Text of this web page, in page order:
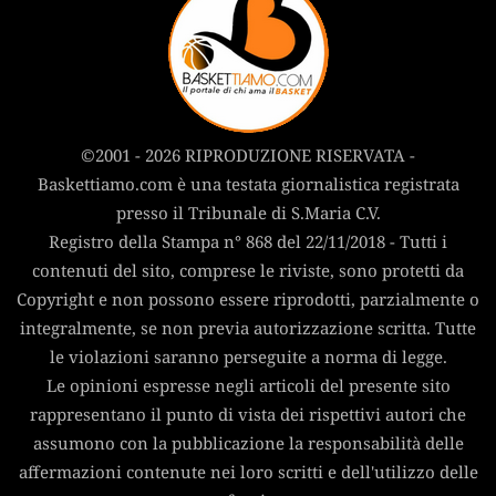
©2001 - 2026 RIPRODUZIONE RISERVATA -
Baskettiamo.com è una testata giornalistica registrata
presso il Tribunale di S.Maria C.V.
Registro della Stampa n° 868 del 22/11/2018 - Tutti i
contenuti del sito, comprese le riviste, sono protetti da
Copyright e non possono essere riprodotti, parzialmente o
integralmente, se non previa autorizzazione scritta. Tutte
le violazioni saranno perseguite a norma di legge.
Le opinioni espresse negli articoli del presente sito
rappresentano il punto di vista dei rispettivi autori che
assumono con la pubblicazione la responsabilità delle
affermazioni contenute nei loro scritti e dell'utilizzo delle